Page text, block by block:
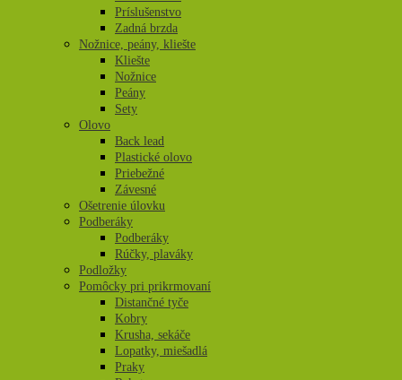
Príslušenstvo
Zadná brzda
Nožnice, peány, kliešte
Kliešte
Nožnice
Peány
Sety
Olovo
Back lead
Plastické olovo
Priebežné
Závesné
Ošetrenie úlovku
Podberáky
Podberáky
Rúčky, plaváky
Podložky
Pomôcky pri prikrmovaní
Distančné tyče
Kobry
Krusha, sekáče
Lopatky, miešadlá
Praky